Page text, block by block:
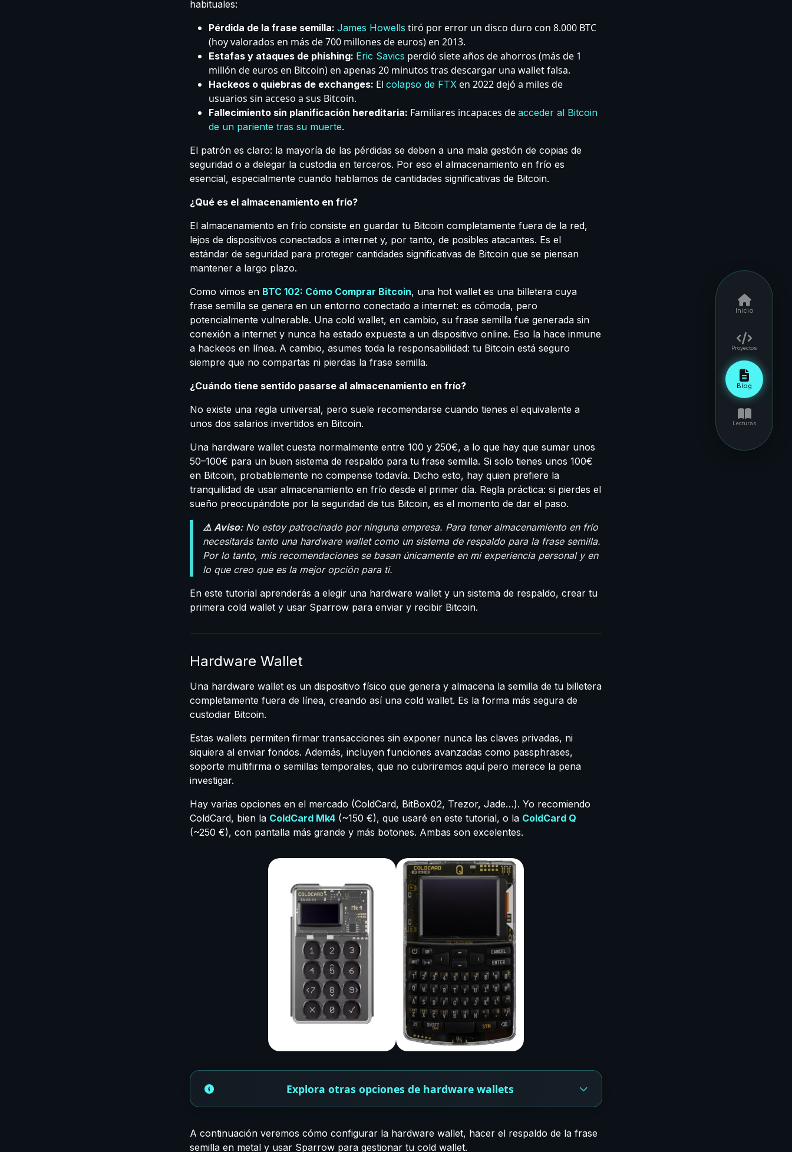
Inicio
Proyectos
Blog
Lecturas
habituales:
Pérdida de la frase semilla: James Howells tiró por error un disco duro con 8.000 BTC
(hoy valorados en más de 700 millones de euros) en 2013.
Estafas y ataques de phishing: Eric Savics perdió siete años de ahorros (más de 1
millón de euros en Bitcoin) en apenas 20 minutos tras descargar una wallet falsa.
Hackeos o quiebras de exchanges: El colapso de FTX en 2022 dejó a miles de
usuarios sin acceso a sus Bitcoin.
Fallecimiento sin planificación hereditaria: Familiares incapaces de acceder al Bitcoin
de un pariente tras su muerte.
El patrón es claro: la mayoría de las pérdidas se deben a una mala gestión de copias de
seguridad o a delegar la custodia en terceros. Por eso el almacenamiento en frío es
esencial, especialmente cuando hablamos de cantidades significativas de Bitcoin.
¿Qué es el almacenamiento en frío?
El almacenamiento en frío consiste en guardar tu Bitcoin completamente fuera de la red,
lejos de dispositivos conectados a internet y, por tanto, de posibles atacantes. Es el
estándar de seguridad para proteger cantidades significativas de Bitcoin que se piensan
mantener a largo plazo.
Como vimos en BTC 102: Cómo Comprar Bitcoin, una hot wallet es una billetera cuya
frase semilla se genera en un entorno conectado a internet: es cómoda, pero
potencialmente vulnerable. Una cold wallet, en cambio, su frase semilla fue generada sin
conexión a internet y nunca ha estado expuesta a un dispositivo online. Eso la hace inmune
a hackeos en línea. A cambio, asumes toda la responsabilidad: tu Bitcoin está seguro
siempre que no compartas ni pierdas la frase semilla.
¿Cuándo tiene sentido pasarse al almacenamiento en frío?
No existe una regla universal, pero suele recomendarse cuando tienes el equivalente a
unos dos salarios invertidos en Bitcoin.
Una hardware wallet cuesta normalmente entre 100 y 250€, a lo que hay que sumar unos
50–100€ para un buen sistema de respaldo para tu frase semilla. Si solo tienes unos 100€
en Bitcoin, probablemente no compense todavía. Dicho esto, hay quien prefiere la
tranquilidad de usar almacenamiento en frío desde el primer día. Regla práctica: si pierdes el
sueño preocupándote por la seguridad de tus Bitcoin, es el momento de dar el paso.
⚠️ Aviso:No estoy patrocinado por ninguna empresa. Para tener almacenamiento en frío
necesitarás tanto una hardware wallet como un sistema de respaldo para la frase semilla.
Por lo tanto, mis recomendaciones se basan únicamente en mi experiencia personal y en
lo que creo que es la mejor opción para ti.
En este tutorial aprenderás a elegir una hardware wallet y un sistema de respaldo, crear tu
primera cold wallet y usar Sparrow para enviar y recibir Bitcoin.
Hardware Wallet
Una hardware wallet es un dispositivo físico que genera y almacena la semilla de tu billetera
completamente fuera de línea, creando así una cold wallet. Es la forma más segura de
custodiar Bitcoin.
Estas wallets permiten firmar transacciones sin exponer nunca las claves privadas, ni
siquiera al enviar fondos. Además, incluyen funciones avanzadas como passphrases,
soporte multifirma o semillas temporales, que no cubriremos aquí pero merece la pena
investigar.
Hay varias opciones en el mercado (ColdCard, BitBox02, Trezor, Jade…). Yo recomiendo
ColdCard, bien la ColdCard Mk4 (~150 €), que usaré en este tutorial, o la ColdCard Q
(~250 €), con pantalla más grande y más botones. Ambas son excelentes.
Explora otras opciones de hardware wallets
A continuación veremos cómo configurar la hardware wallet, hacer el respaldo de la frase
semilla en metal y usar Sparrow para gestionar tu cold wallet.